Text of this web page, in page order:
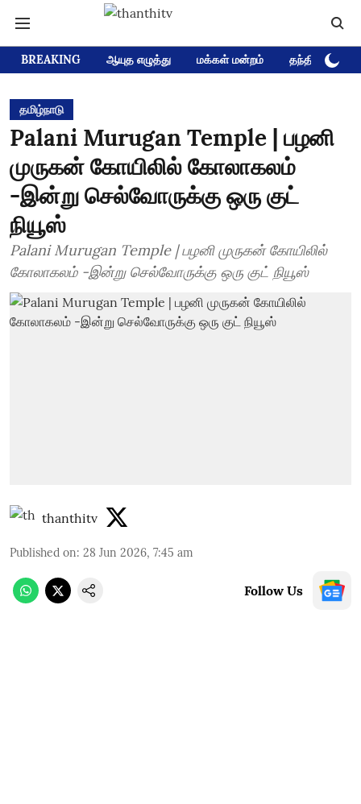
BREAKING ஆயுத எழுத்து மக்கள் மன்றம் தந்தி டிவி
தமிழ்நாடு
Palani Murugan Temple | பழனி
முருகன் கோயிலில் கோலாகலம்
-இன்று செல்வோருக்கு ஒரு குட்
நியூஸ்
Palani Murugan Temple | பழனி முருகன் கோயிலில்
கோலாகலம் -இன்று செல்வோருக்கு ஒரு குட் நியூஸ்
thanthitv
Published on: 28 Jun 2026, 7:45 am
Follow Us